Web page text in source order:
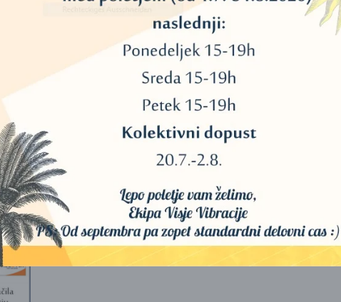
+ 113
LOVILEC SANJ IZ
MEHIŠKEGA JUKATANA 2
(PREMIUM ROČNA
IZDELAVA)
DODAJ V KOŠARICO
LOVILEC SANJ IZ
MEHIŠKEGA
(PREMIUM ROČNA
DODAJ V KOŠARICO